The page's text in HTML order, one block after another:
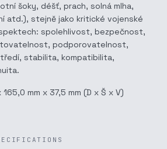
šoky, déšť, prach, solná mlha,
atd.), stejně jako kritické vojenské
spolehlivost, bezpečnost,
podporovatelnost,
stabilita, kompatibilita,
mm x 37,5 mm (D x Š x V)